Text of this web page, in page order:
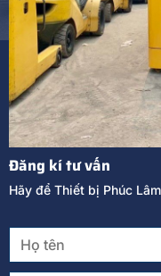
Đăng kí tư vấn
Hãy để Thiết bị Phúc